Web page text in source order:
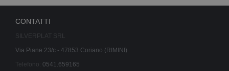
CONTATTI
SILVERPLAT SRL
Via Piane 23/c - 47853 Coriano (RIMINI)
Telefono: 0541.659165